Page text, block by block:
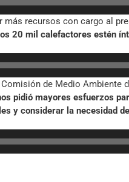
recursos con cargo al
20 mil calefactores estén
de Medio Ambiente
pidió mayores esfuerzos
y considerar la necesidad